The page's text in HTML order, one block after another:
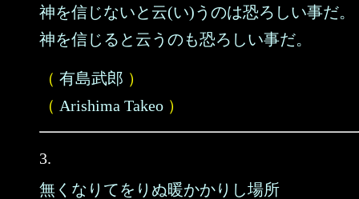
神を信じないと云(い)うのは恐ろしい事だ。
神を信じると云うのも恐ろしい事だ。
（ 有島武郎 ）
（ Arishima Takeo ）
3.
無くなりてをりぬ暖かかりし場所